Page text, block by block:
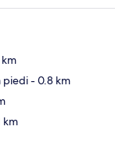
piedi- 0.8 km
km